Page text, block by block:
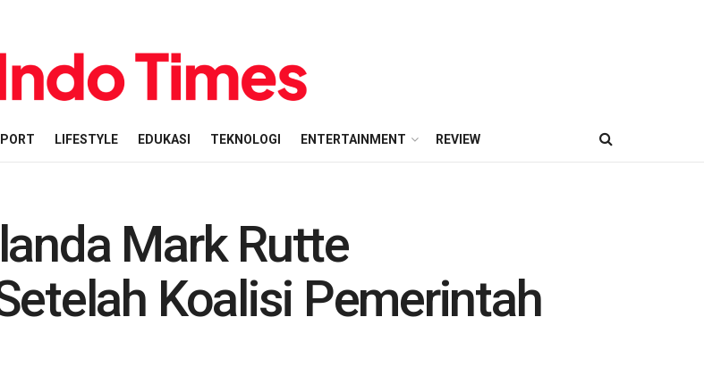
LIFESTYLE EDUKASI TEKNOLOGI ENTERTAINMENT REVIEW
Mark Rutte
Koalisi Pemerintah